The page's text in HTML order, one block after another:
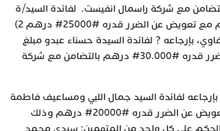
وذلك بالتضامن مع شركة راسمال انفيست. لفائدة السيد/ة
كريمة دحمان مبلغ #250000# درهم مع تعويض عن الضرر قدره #25000# درهم 2)
بإرجاعه ? لفائدة السيدة حسناء عبدو مبلغ
#300.000# درهم مع تعويض عن الضرر قدره #30.000# درهم بالتضامن مع شركة
لفائدة السيد جمال اللبي ومساعيف فاطمة
الزهراء مبلغ #200000# درهم مع تعويض عن الضرر قدره #20000# درهم وذلك